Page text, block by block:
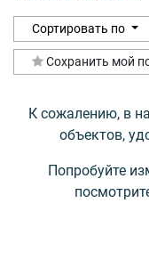
Сортировать по
Сохранить мой
К сожалению, в
объектов,
Попробуйте